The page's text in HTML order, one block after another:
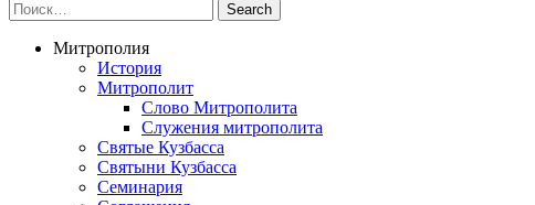
Митрополия
История
Митрополит
Слово Митрополита
Служения митрополита
Святые Кузбасса
Святыни Кузбасса
Семинария